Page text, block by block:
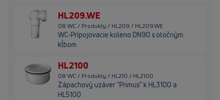
HL209.WE
08 WC / Produkty / HL209 / HL209.WE
WC-Prípojovacie koleno DN90 s otočným
kĺbom
HL2100
08 WC / Produkty / HL210 / HL2100
Zápachový uzáver "Primus" k HL3100 a
HL5100